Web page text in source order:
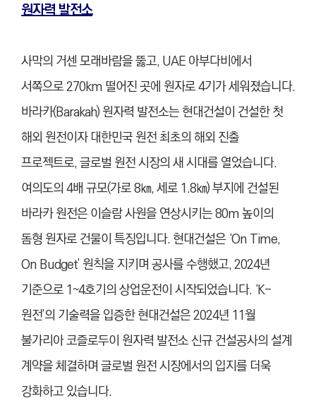
원자력 발전소
사막의 거센 모래바람을 뚫고, UAE 아부다비에서
서쪽으로 270km 떨어진 곳에 원자로 4기가 세워졌습니다.
바라카(Barakah) 원자력 발전소는 현대건설이 건설한 첫
해외 원전이자 대한민국 원전 최초의 해외 진출
프로젝트로, 글로벌 원전 시장의 새 시대를 열었습니다.
여의도의 4배 규모(가로 8㎞, 세로 1.8㎞) 부지에 건설된
바라카 원전은 이슬람 사원을 연상시키는 80m 높이의
돔형 원자로 건물이 특징입니다. 현대건설은 ‘On Time,
On Budget’ 원칙을 지키며 공사를 수행했고, 2024년
기준으로 1~4호기의 상업운전이 시작되었습니다. ‘K-
원전’의 기술력을 입증한 현대건설은 2024년 11월
불가리아 코즐로두이 원자력 발전소 신규 건설공사의 설계
계약을 체결하며 글로벌 원전 시장에서의 입지를 더욱
강화하고 있습니다.